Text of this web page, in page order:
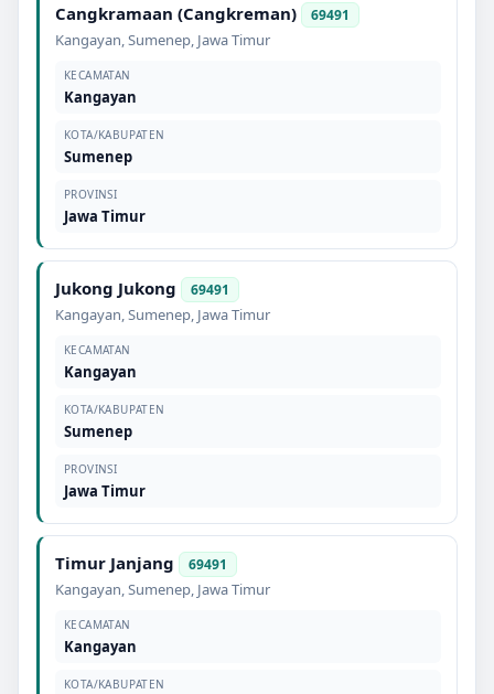
Cangkramaan (Cangkreman) 69491
Kangayan,Sumenep, Jawa Timur
KECAMATAN
Kangayan
KOTA/KABUPATEN
Sumenep
PROVINSI
Jawa Timur
Jukong Jukong 69491
Kangayan,Sumenep, Jawa Timur
KECAMATAN
Kangayan
KOTA/KABUPATEN
Sumenep
PROVINSI
Jawa Timur
Timur Janjang 69491
Kangayan,Sumenep, Jawa Timur
KECAMATAN
Kangayan
KOTA/KABUPATEN